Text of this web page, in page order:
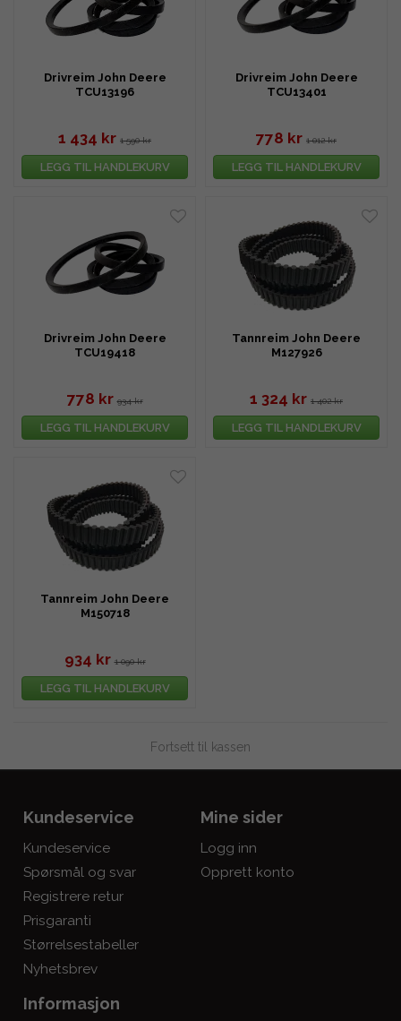
Drivreim John Deere
TCU13196
1 434 kr 1 590 kr
LEGG TIL HANDLEKURV
Drivreim John Deere
TCU13401
778 kr 1 012 kr
LEGG TIL HANDLEKURV
Drivreim John Deere
TCU19418
778 kr 934 kr
LEGG TIL HANDLEKURV
Tannreim John Deere
M127926
1 324 kr 1 402 kr
LEGG TIL HANDLEKURV
Tannreim John Deere
M150718
934 kr 1 090 kr
LEGG TIL HANDLEKURV
Fortsett til kassen
Kundeservice
Kundeservice
Spørsmål og svar
Registrere retur
Prisgaranti
Størrelsestabeller
Nyhetsbrev
Mine sider
Logg inn
Opprett konto
Informasjon